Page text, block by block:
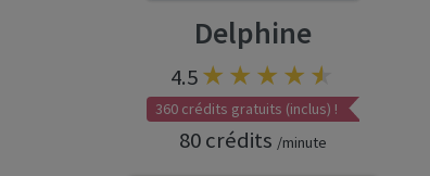
Delphine
4.5
360 crédits gratuits (inclus) !
80 crédits /minute